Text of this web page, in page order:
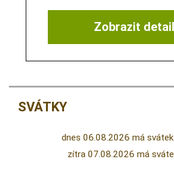
Zobrazit detail
SVÁTKY
dnes 06.08.2026 má svátek
zítra 07.08.2026 má